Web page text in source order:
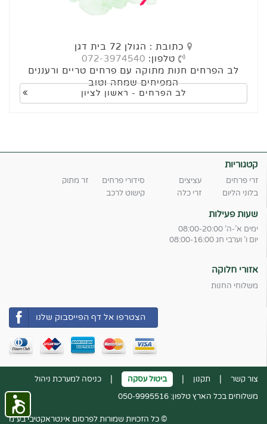
כתובת : הגולן 72 בית דגן
טלפון: 072-3974540
לב הפרחים חנות מתוקה עם פרחים טריים ורעננים
המפיחים שמחה וטוב
לב הפרחים - ראשון לציון
קטגוריות
זרי פרחים עציצים סידורי פרחים
זר מתוק
בלוני הליום
זרי כלה קישוט לרכב
שעות פעילות
ימים א'-ה' 08:00-20:00
יום ו' וערבי חג 08:00-16:00
אזורי חלוקה
משלוחי החנות
הצטרפו אל דף הפייסבוק שלנו
צור קשר | תקנון | ביטול עסקה |
כניסה למערכת ניהול
משלוחים בכל הארץ טלפון: 050-9995516
© כל הזכויות שמורות לפרסום אינטראקטיבי בע״מ